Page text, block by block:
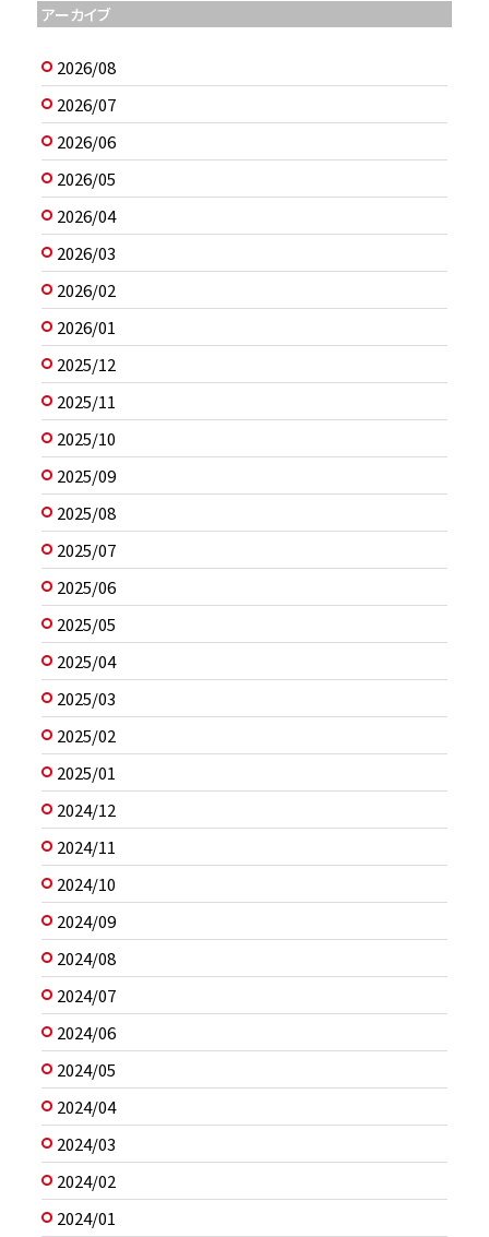
アーカイブ
2026/08
2026/07
2026/06
2026/05
2026/04
2026/03
2026/02
2026/01
2025/12
2025/11
2025/10
2025/09
2025/08
2025/07
2025/06
2025/05
2025/04
2025/03
2025/02
2025/01
2024/12
2024/11
2024/10
2024/09
2024/08
2024/07
2024/06
2024/05
2024/04
2024/03
2024/02
2024/01